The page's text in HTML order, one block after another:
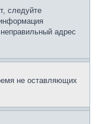
следуйте
адрес
не оставляющих